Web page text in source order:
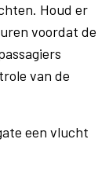
Houd er
voordat de
van de
een vlucht